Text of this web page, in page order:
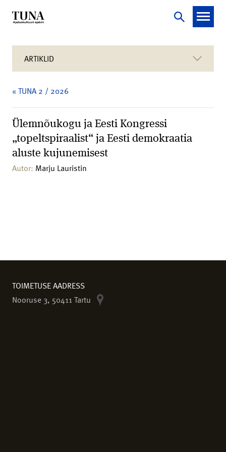
ARTIKLID
« TUNA 2 / 2026
Ülemnõukogu ja Eesti Kongressi
„topeltspiraalist“ ja Eesti demokraatia
aluste kujunemisest
Autor: Marju Lauristin
TOIMETUSE AADRESS
Nooruse 3, 50411 Tartu